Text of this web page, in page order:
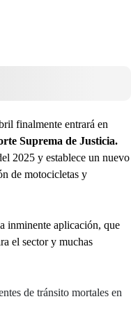
finalmente entrará en
Suprema de Justicia.
2025 y establece un nuevo
de motocicletas y
inminente aplicación, que
el sector y muchas
de tránsito mortales en